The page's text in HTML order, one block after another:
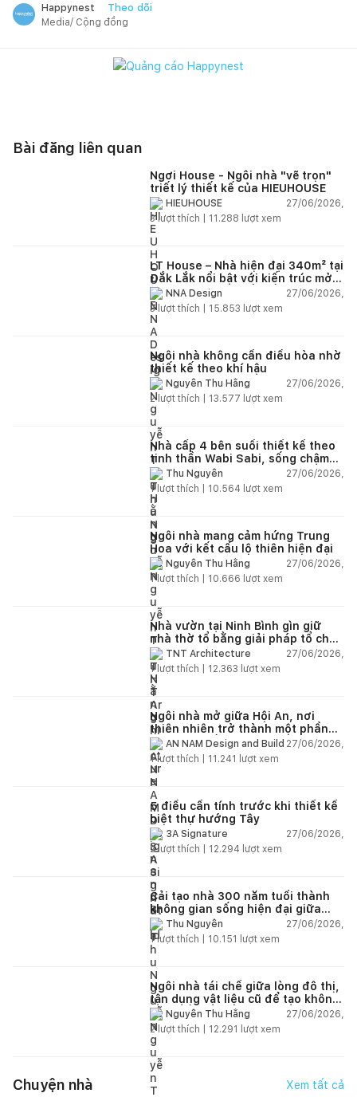
Happynest Theo dõi
Media/ Cộng đồng
Bài đăng liên quan
Ngơi House - Ngôi nhà "vẽ trọn"
triết lý thiết kế của HIEUHOUSE
HIEUHOUSE
27/06/2026,
3lượt thích | 11.288 lượt xem
LT House – Nhà hiện đại 340m² tại
Đắk Lắk nổi bật với kiến trúc mở
và hệ sân vườn kết nối thiên
nhiên
NNA Design
27/06/2026,
3lượt thích | 15.853 lượt xem
Ngôi nhà không cần điều hòa nhờ
thiết kế theo khí hậu
Nguyễn Thu Hằng
27/06/2026,
2lượt thích | 13.577 lượt xem
Nhà cấp 4 bên suối thiết kế theo
tinh thần Wabi Sabi, sống chậm
giữa thiên nhiên
Thu Nguyễn
27/06/2026,
1lượt thích | 10.564 lượt xem
Ngôi nhà mang cảm hứng Trung
Hoa với kết cấu lộ thiên hiện đại
Nguyễn Thu Hằng
27/06/2026,
1lượt thích | 10.666 lượt xem
Nhà vườn tại Ninh Bình gìn giữ
nhà thờ tổ bằng giải pháp tổ chức
lại không gian
TNT Architecture
27/06/2026,
1lượt thích | 12.363 lượt xem
Ngôi nhà mở giữa Hội An, nơi
thiên nhiên trở thành một phần
của cuộc sống
AN NAM Design and Build 27/06/2026,
1lượt thích | 11.241 lượt xem
5 điều cần tính trước khi thiết kế
biệt thự hướng Tây
3A Signature
27/06/2026,
2lượt thích | 12.294 lượt xem
Cải tạo nhà 300 năm tuổi thành
không gian sống hiện đại giữa
thiên nhiên
Thu Nguyễn
27/06/2026,
1lượt thích | 10.151 lượt xem
Ngôi nhà tái chế giữa lòng đô thị,
tận dụng vật liệu cũ để tạo không
gian sống linh hoạt
Nguyễn Thu Hằng
27/06/2026,
2lượt thích | 12.291 lượt xem
Chuyện nhà Xem tất cả